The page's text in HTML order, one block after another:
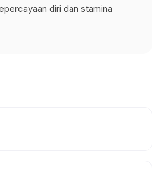
diri dan stamina